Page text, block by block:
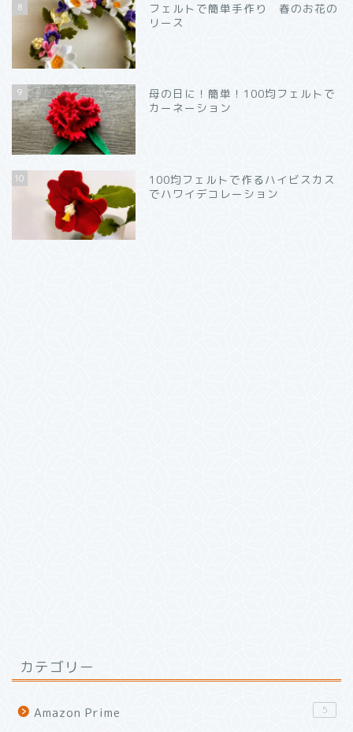
8
フェルトで簡単手作り 春のお花の
リース
9
母の日に！簡単！100均フェルトで
カーネーション
10
100均フェルトで作るハイビスカス
でハワイデコレーション
カテゴリー
Amazon Prime 5